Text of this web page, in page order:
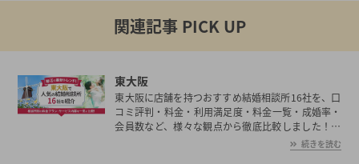
関連記事 PICK UP
東大阪
東大阪に店舗を持つおすすめ結婚相談所16社を、口
コミ評判・料金・利用満足度・料金一覧・成婚率・
会員数など、様々な観点から徹底比較しました！東
大阪の平均初婚年齢は、男性が30.4歳、女性が28.8
歳と男女共に日本全国の平均初婚年齢と比べ高い。
続きを読む